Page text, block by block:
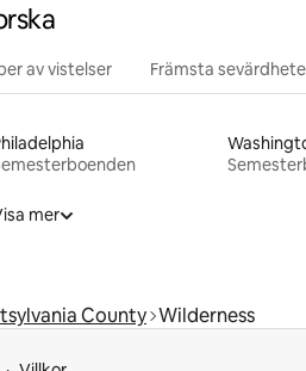
av vistelser Främsta
mer
County Wilderness